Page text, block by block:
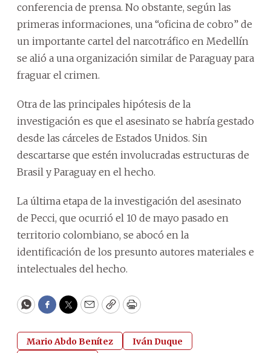
conferencia de prensa. No obstante, según las
primeras informaciones, una “oficina de cobro” de
un importante cartel del narcotráfico en Medellín
se alió a una organización similar de Paraguay para
fraguar el crimen.
Otra de las principales hipótesis de la
investigación es que el asesinato se habría gestado
desde las cárceles de Estados Unidos. Sin
descartarse que estén involucradas estructuras de
Brasil y Paraguay en el hecho.
La última etapa de la investigación del asesinato
de Pecci, que ocurrió el 10 de mayo pasado en
territorio colombiano, se abocó en la
identificación de los presunto autores materiales e
intelectuales del hecho.
WhatsApp
Facebook
Twitter
EmailCopyPrint
Mario Abdo Benítez
Iván Duque